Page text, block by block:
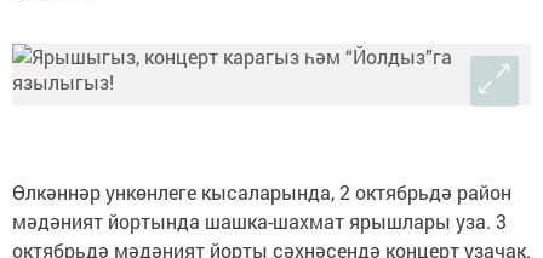
Өлкәннәр ункөнлеге кысаларында, 2 октябрьдә район
мәдәният йортында шашка-шахмат ярышлары уза. 3
октябрьдә мәдәният йорты сәхнәсендә концерт узачак.